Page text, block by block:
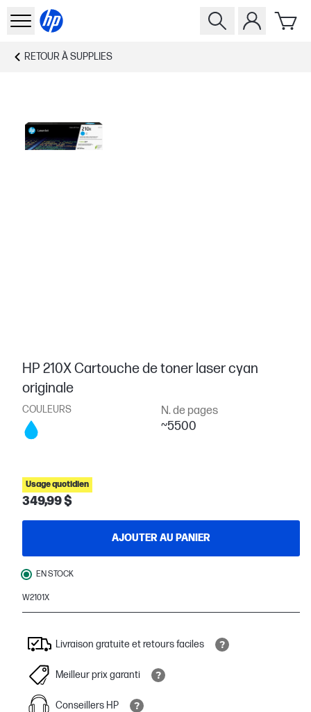
RETOUR ÀSUPPLIES
HP 210X Cartouche de toner laser cyan
originale
COULEURS N. de pages
~5500
Usage quotidien
349,99 $
AJOUTER AU PANIER
EN STOCK
W2101X
Livraison gratuite et retours faciles
Meilleur prix garanti
Conseillers HP